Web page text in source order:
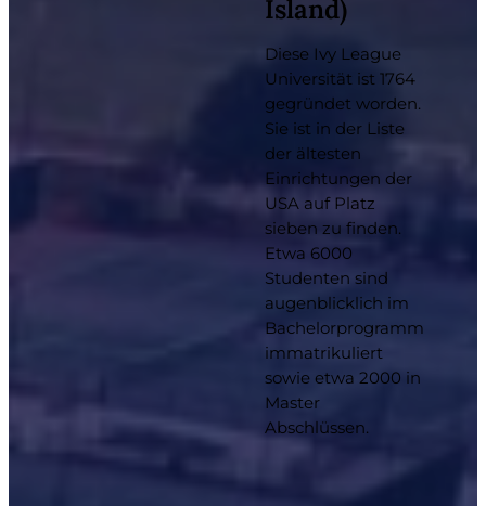
Island)
Diese Ivy League
Universität ist 1764
gegründet worden.
Sie ist in der Liste
der ältesten
Einrichtungen der
USA auf Platz
sieben zu finden.
Etwa 6000
Studenten sind
augenblicklich im
Bachelorprogramm
immatrikuliert
sowie etwa 2000 in
Master
Abschlüssen.